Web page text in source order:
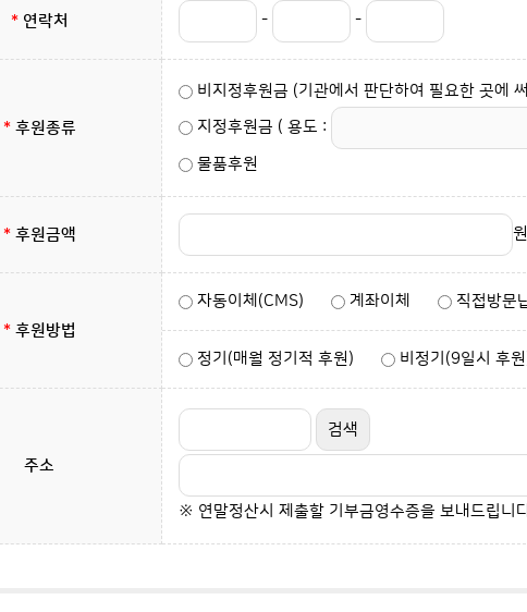
*연락처 - -
*후원종류
비지정후원금 (기관에서 판단하여 필요한 곳에
지정후원금 ( 용도 :
물품후원
*후원금액 원
*후원방법
자동이체(CMS) 계좌이체 직접방문
정기(매월 정기적 후원) 비정기(9일시 후
주소
※ 연말정산시 제출할 기부금영수증을 보내드립니